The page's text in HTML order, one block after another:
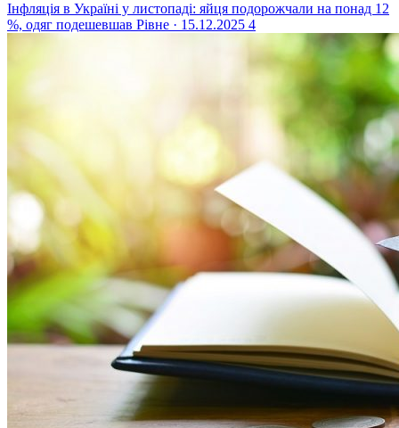
Інфляція в Україні у листопаді: яйця подорожчали на понад 12
%, одяг подешевшав Рівне · 15.12.2025 4